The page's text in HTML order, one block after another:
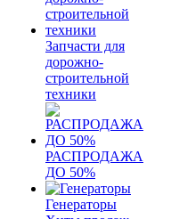
Запчасти для
дорожно-
строительной
техники
РАСПРОДАЖА
ДО 50%
Генераторы